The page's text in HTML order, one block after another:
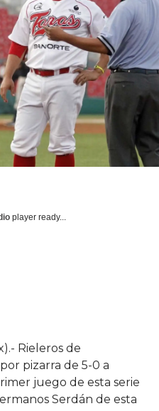
player ready...
Rieleros de
pizarra de 5-0 a
juego de esta serie
Serdán de esta